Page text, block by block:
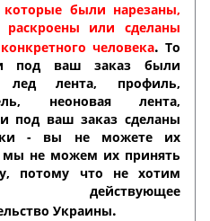
которые были нарезаны,
раскроены или сделаны
человека. То
под ваш заказ были
лед лента, профиль,
неоновая лента,
под ваш заказ сделаны
- вы не можете их
мы не можем их принять
потому что не хотим
действующее
Украины.